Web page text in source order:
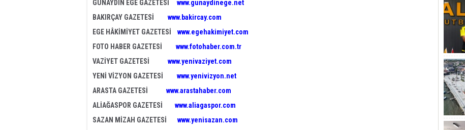
GÜNAYDIN EGE GAZETESİ www.gunaydinege.net
BAKIRÇAY GAZETESİ www.bakircay.com
EGE HÂKİMİYET GAZETESİ www.egehakimiyet.com
FOTO HABER GAZETESİ www.fotohaber.com.tr
VAZİYET GAZETESİ www.yenivaziyet.com
YENİ VİZYON GAZETESİ www.yenivizyon.net
ARASTA GAZETESİ www.arastahaber.com
ALİAĞASPOR GAZETESİ www.aliagaspor.com
SAZAN MİZAH GAZETESİ www.yenisazan.com